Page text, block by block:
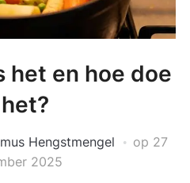
het en hoe doe
Hengstmengel op 27
2025